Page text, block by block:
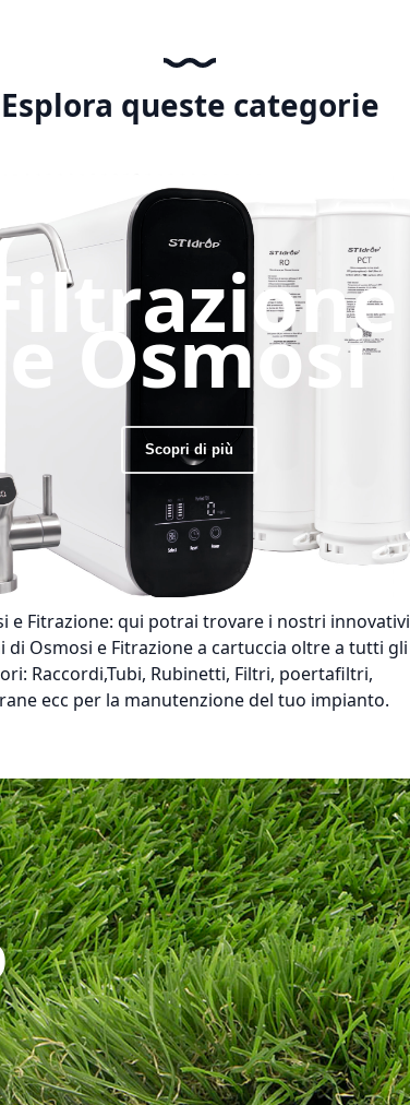
Esplora queste categorie
e Osmosi
Scopri di più
e Fitrazione: qui potrai trovare i nostri innovativi
di Osmosi e Fitrazione a cartuccia oltre a tutti gli
Raccordi,Tubi, Rubinetti, Filtri, poertafiltri,
ecc per la manutenzione del tuo impianto.